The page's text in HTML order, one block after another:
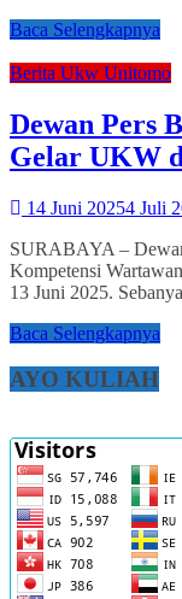
Baca Selengkapnya
Berita Ukw Unitomo
Dewan Pers
Gelar UKW
14 Juni 20254 Juli
SURABAYA –
Kompetensi
13 Juni 2025.
Baca Selengkapnya
AYO KULIAH